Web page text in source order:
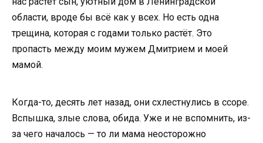
области, вроде бы всё как у всех. Но есть одна
трещина, которая с годами только растёт. Это
пропасть между моим мужем Дмитрием и моей
мамой.
Когда-то, десять лет назад, они схлестнулись в ссоре.
Вспышка, злые слова, обида. Уже и не вспомнить, из-
за чего началось — то ли мама неосторожно